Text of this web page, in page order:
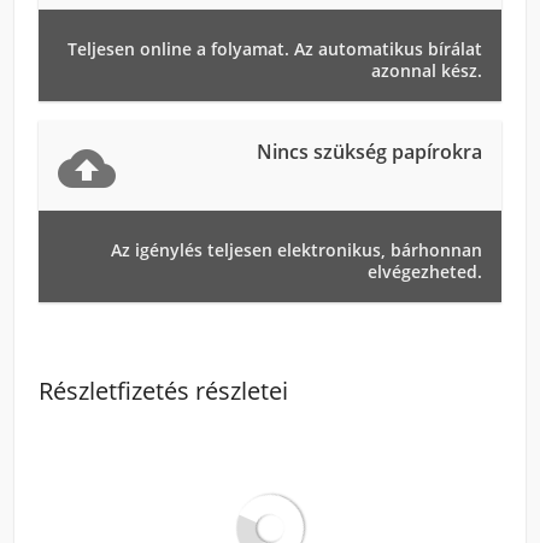
Teljesen online a folyamat. Az automatikus bírálat
azonnal kész.
 Nincs szükség papírokra
Az igénylés teljesen elektronikus, bárhonnan
elvégezheted.
Részletfizetés részletei